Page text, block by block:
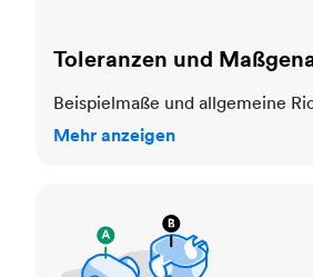
Toleranzen und
Beispielmaße und allgemeine
Mehr anzeigen